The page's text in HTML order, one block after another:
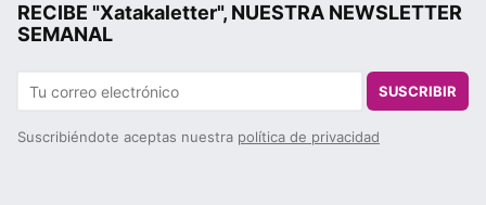
RECIBE "Xatakaletter", NUESTRA NEWSLETTER
SEMANAL
SUSCRIBIR
Suscribiéndote aceptas nuestra política de privacidad